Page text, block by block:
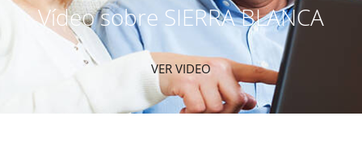
Vídeo sobre SIERRA BLANCA
VER VIDEO